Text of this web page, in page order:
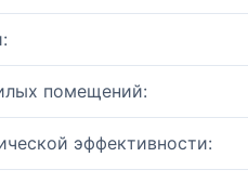
помещений:
эффективности: